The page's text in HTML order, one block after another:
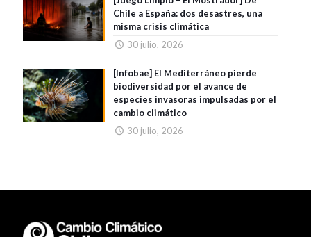
Chile a España: dos desastres, una
misma crisis climática
30 julio, 2026
[Infobae] El Mediterráneo pierde
biodiversidad por el avance de
especies invasoras impulsadas por el
cambio climático
30 julio, 2026